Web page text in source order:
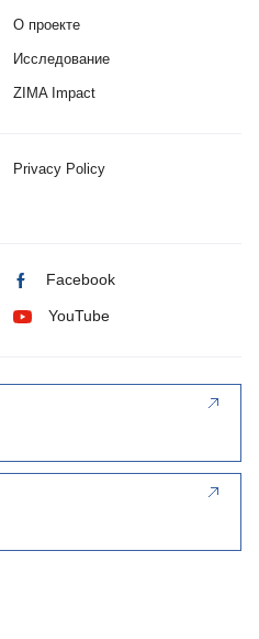
О проекте
Исследование
ZIMA Impact
Privacy Policy
Facebook
YouTube